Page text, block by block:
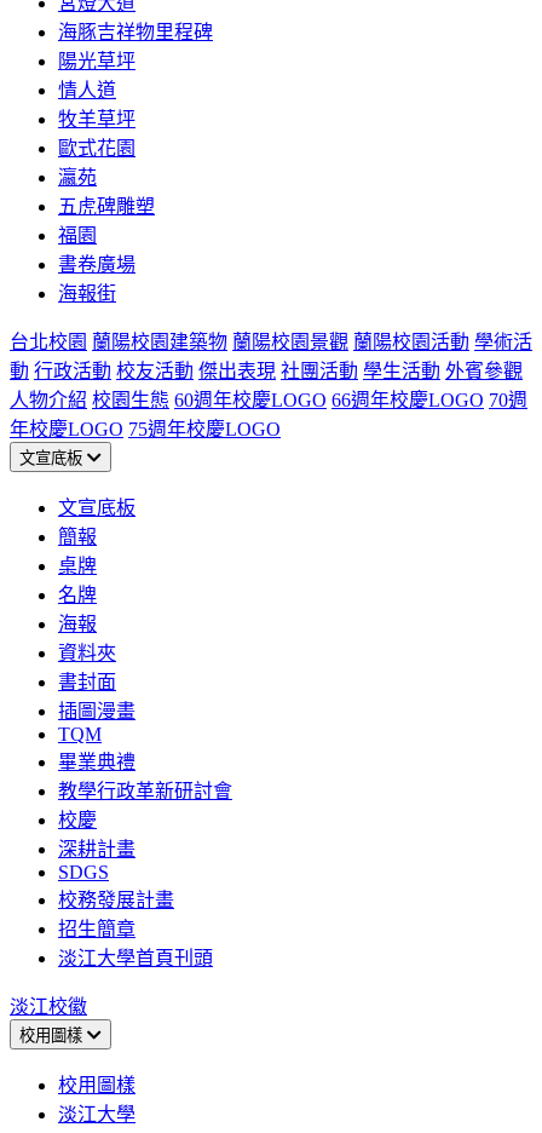
海豚吉祥物里程碑
陽光草坪
情人道
牧羊草坪
歐式花園
瀛苑
五虎碑雕塑
福園
書卷廣場
海報街
台北校園 蘭陽校園建築物 蘭陽校園景觀 蘭陽校園活動 學術活
動 行政活動 校友活動 傑出表現 社團活動 學生活動 外賓參觀
人物介紹 校園生態 60週年校慶LOGO 66週年校慶LOGO 70週
年校慶LOGO 75週年校慶LOGO
文宣底板
文宣底板
簡報
桌牌
名牌
海報
資料夾
書封面
插圖漫畫
TQM
畢業典禮
教學行政革新研討會
校慶
深耕計畫
SDGS
校務發展計畫
招生簡章
淡江大學首頁刊頭
淡江校徽
校用圖樣
校用圖樣
淡江大學